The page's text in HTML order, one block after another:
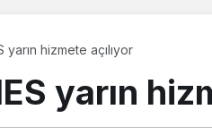
yarın hizmete açılıyor
yarın